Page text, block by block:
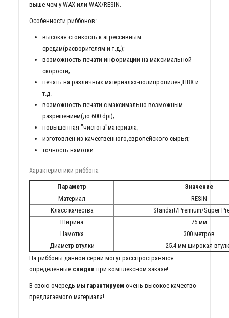
выше чем у WAX или WAX/RESIN.
Особенности риббонов:
высокая стойкость к агрессивным
средам(расворителям и т.д.);
возможность печати информации на максимальной
скорости;
печать на различных материалах-полипропилен,ПВХ и
т.д.
возможность печати с максимально возможным
разрешением(до 600 dpi);
повышенная "чистота"материала;
изготовлен из качественного,европейского сырья;
точность намотки.
Характеристики риббона
Параметр
Значение
Материал
RESIN
Класс качества
Standart/Premium/Super
Ширина
75 мм
Намотка
300 метров
Диаметр втулки
25.4 мм широкая
На риббоны данной серии могут расспространятся
определённые скидки при комплексном заказе!
В свою очередь мы гарантируем очень высокое качество
предлагаемого материала!